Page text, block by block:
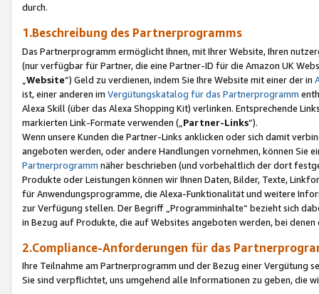
durch.
1.Beschreibung des Partnerprogramms
Das Partnerprogramm ermöglicht Ihnen, mit Ihrer Website, Ihren
(nur verfügbar für Partner, die eine Partner-ID für die Amazon UK
Website“) Geld zu verdienen, indem Sie Ihre Website mit einer der in
ist, einer anderen im Vergütungskatalog für das Partnerprogramm
Alexa Skill (über das Alexa Shopping Kit) verlinken. Entsprechende
markierten Link-Formate verwenden („ Partner-Links“).
Wenn unsere Kunden die Partner-Links anklicken oder sich damit
angeboten werden, oder andere Handlungen vornehmen, können Sie
Partnerprogramm näher beschrieben (und vorbehaltlich der dort
Produkte oder Leistungen können wir Ihnen Daten, Bilder, Texte,
für Anwendungsprogramme, die Alexa-Funktionalität und weitere
zur Verfügung stellen. Der Begriff „Programminhalte“ bezieht sich
in Bezug auf Produkte, die auf Websites angeboten werden, bei
2.Compliance-Anforderungen für das
Ihre Teilnahme am Partnerprogramm und der Bezug einer Vergütung
Sie sind verpflichtet, uns umgehend alle Informationen zu geben, die